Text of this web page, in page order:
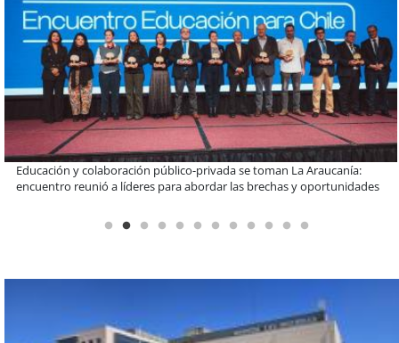
Claves para comprar electrodomésticos durante el Black Sale